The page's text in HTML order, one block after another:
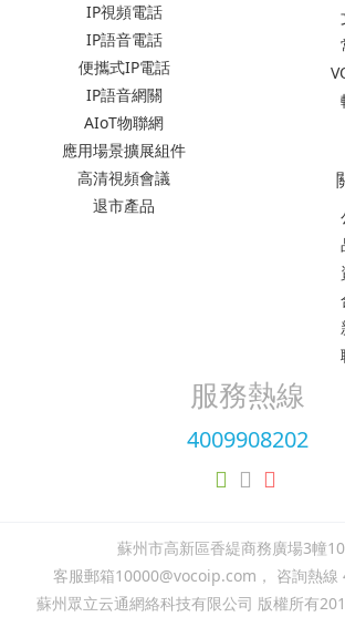
IP視頻電話
IP語音電話
便攜式IP電話
IP語音網關
AIoT物聯網
應用場景擴展組件
高清視頻會議
退市產品
服務熱線
4009908202
蘇州市高新區香緹商務廣場3幢
客服郵箱10000@vocoip.com， 咨詢熱
蘇州眾立云通網絡科技有限公司 版權所有